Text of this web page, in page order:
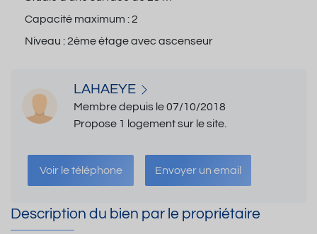
Capacité maximum :2
Niveau :2ème étage avec ascenseur
LAHAEYE
Membre depuis le 07/10/2018
Propose 1 logement sur le site.
Voir le téléphone Envoyer un email
Description du bien par le propriétaire